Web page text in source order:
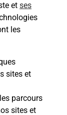
et ses
les
sites et
parcours
sites et
?
?